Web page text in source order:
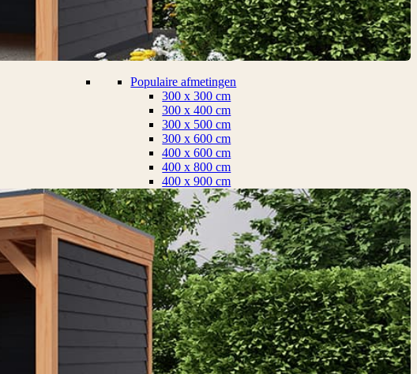
Populaire afmetingen
300 x 300 cm
300 x 400 cm
300 x 500 cm
300 x 600 cm
400 x 600 cm
400 x 800 cm
400 x 900 cm